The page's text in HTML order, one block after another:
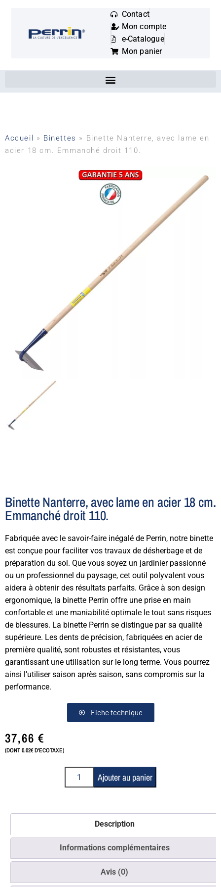
Mots
clés
:
Contact
Mon compte
e-Catalogue
Mon panier
Accueil » Binettes » Binette Nanterre, avec lame en
acier 18 cm. Emmanché droit 110.
Binette Nanterre, avec lame en acier 18 cm.
Emmanché droit 110.
Fabriquée avec le savoir-faire inégalé de Perrin, notre binette
est conçue pour faciliter vos travaux de désherbage et de
préparation du sol. Que vous soyez un jardinier passionné
ou un professionnel du paysage, cet outil polyvalent vous
aidera à obtenir des résultats parfaits. Grâce à son design
ergonomique, la binette Perrin offre une prise en main
confortable et une maniabilité optimale le tout sans risques
de blessures. La binette Perrin se distingue par sa qualité
supérieure. Les dents de précision, fabriquées en acier de
première qualité, sont robustes et résistantes, vous
garantissant une utilisation sur le long terme. Vous pourrez
ainsi l’utiliser saison après saison, sans compromis sur la
performance.
Fiche technique
37,66€
(DONT 0.02€ D'ECOTAXE)
Ajouter au panier
Description
Informations complémentaires
Avis (0)